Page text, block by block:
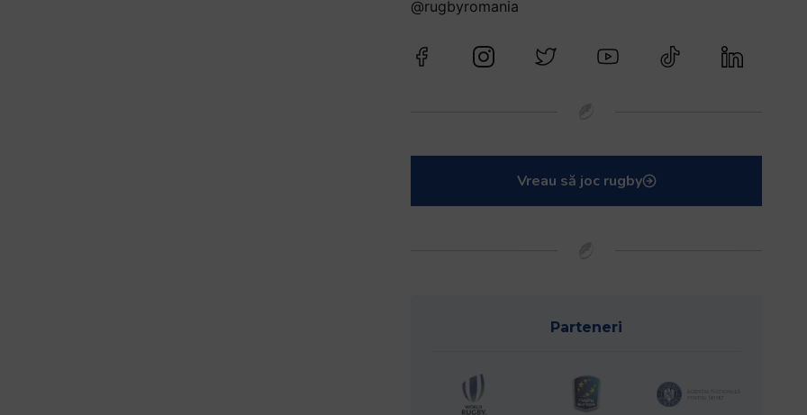
@rugbyromania
Vreau să joc rugby
Parteneri